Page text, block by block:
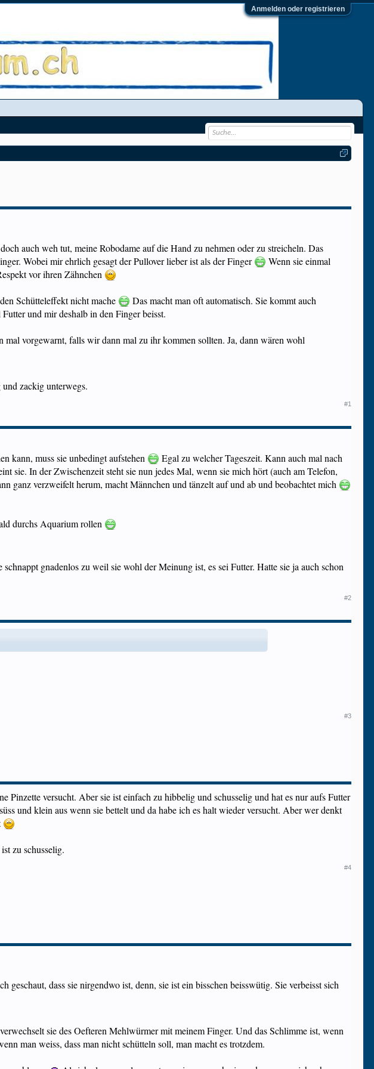
Anmelden oder registrieren
auch weh tut, meine Robodame auf die Hand zu nehmen oder zu streicheln. Das
Wobei mir ehrlich gesagt der Pullover lieber ist als der Finger
Wenn sie einmal
vor ihren Zähnchen
Schütteleffekt nicht mache
Das macht man oft automatisch. Sie kommt auch
und mir deshalb in den Finger beisst.
vorgewarnt, falls wir dann mal zu ihr kommen sollten. Ja, dann wären wohl
zackig unterwegs.
#1
kann, muss sie unbedingt aufstehen
Egal zu welcher Tageszeit. Kann auch mal nach
sie. In der Zwischenzeit steht sie nun jedes Mal, wenn sie mich hört (auch am Telefon,
ganz verzweifelt herum, macht Männchen und tänzelt auf und ab und beobachtet mich
durchs Aquarium rollen
gnadenlos zu weil sie wohl der Meinung ist, es sei Futter. Hatte sie ja auch schon
#2
#3
Pinzette versucht. Aber sie ist einfach zu hibbelig und schusselig und hat es nur aufs Futter
und klein aus wenn sie bettelt und da habe ich es halt wieder versucht. Aber wer denkt
zu schusselig.
#4
dass sie nirgendwo ist, denn, sie ist ein bisschen beisswütig. Sie verbeisst sich
sie des Oefteren Mehlwürmer mit meinem Finger. Und das Schlimme ist, wenn
man weiss, dass man nicht schütteln soll, man macht es trotzdem.